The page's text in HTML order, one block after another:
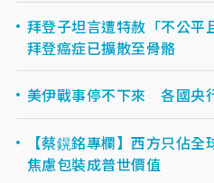
拜登子坦言遭特赦「不公
拜登癌症已擴散至骨骼
美伊戰事停不下來 各國央
【蔡鎤銘專欄】西方只佔
焦慮包裝成普世價值